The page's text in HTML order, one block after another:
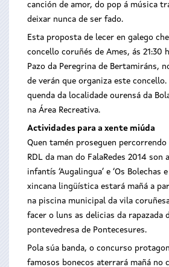
canción de amor, do pop á música
deixar nunca de ser fado.
Esta proposta de lecer en galego
concello coruñés de Ames, ás 21:30
Pazo da Peregrina de Bertamiráns,
de verán que organiza este
quenda da localidade ourensá da
na Área Recreativa.
Actividades para a xente miúda
Quen tamén proseguen
RDL da man do FalaRedes 2014 son
infantís ‘Augalingua’ e ‘Os Bolechas
xincana lingüística estará mañá a
na piscina municipal da vila
facer o luns as delicias da rapazada
pontevedresa de Pontecesures.
Pola súa banda, o concurso
famosos bonecos aterrará mañá no